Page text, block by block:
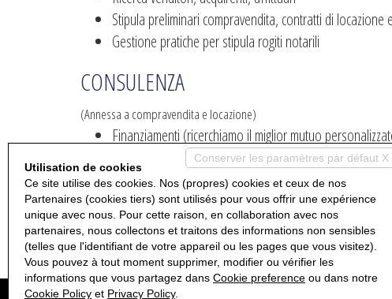
Stipula preliminari compravendita, contratti di
Gestione pratiche per stipula rogiti notarili
CONSULENZA
(Annessa a compravendita e locazione)
Finanziamenti (ricerchiamo il miglior mutuo
Consulenza fiscale e legale (primo appuntamento
Visure tecniche catastali e ipoteche (da concordare)
Certificazione energetica APE (da concordare)
Sviluppi planivolumetrici (da concordare)
Conserver les paramètres par défaut X
Utilisation de cookies
Ce site utilise des cookies. Nos (propres) cookies et ceux de nos
Partenaires (cookies tiers) sont utilisés pour vous offrir une expérience
unique avec nous. Pour cette raison, en collaboration avec nos
partenaires, nous collectons et traitons des informations non sensibles
(telles que l'identifiant de votre appareil ou les pages que vous visitez).
Vous pouvez à tout moment supprimer, modifier ou vérifier les
informations que vous partagez dans Cookie preference ou dans notre
Cookie Policy et Privacy Policy.